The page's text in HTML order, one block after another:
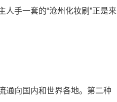
手一套的“沧州化妆刷”正是来
通向国内和世界各地。第二种